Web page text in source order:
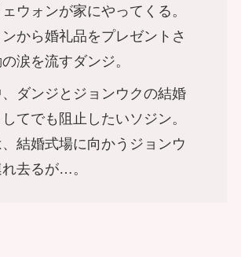
ウォンが家にやってくる。
から婚礼品をプレゼントさ
涙を流すダンジ。
ダンジとジョンウクの結婚
てでも阻止したいソジン。
結婚式場に向かうジョンウ
去るが…。